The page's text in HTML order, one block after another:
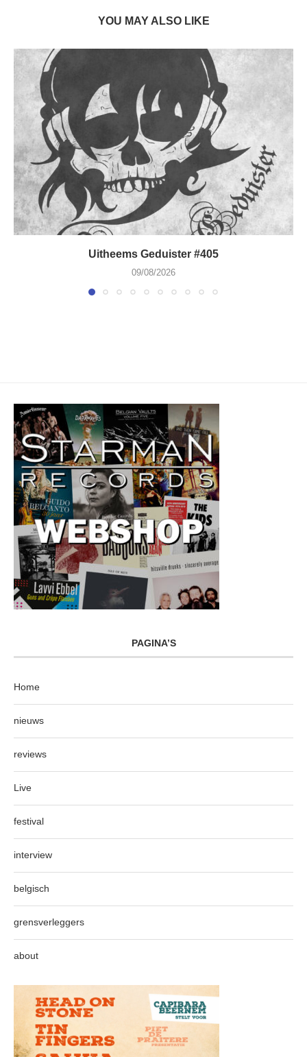
YOU MAY ALSO LIKE
Uitheems Geduister #405
09/08/2026
PAGINA’S
Home
nieuws
reviews
Live
festival
interview
belgisch
grensverleggers
about